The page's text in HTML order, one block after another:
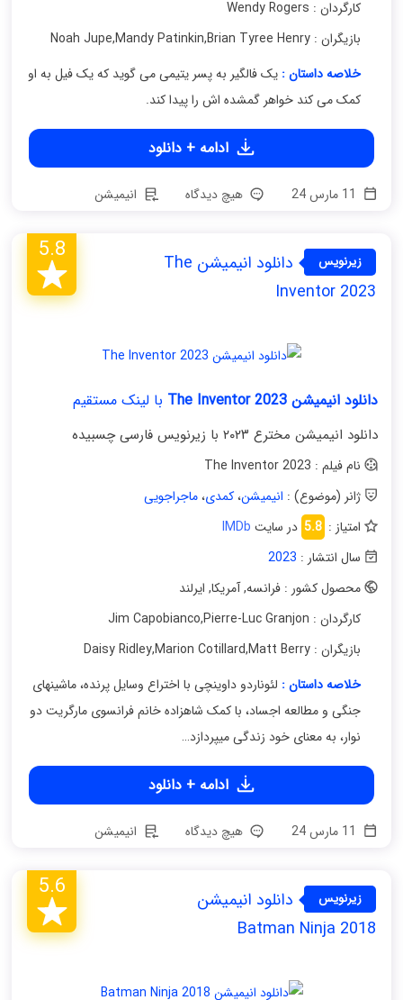
کارگردان : Wendy Rogers
بازیگران : Noah Jupe
,Mandy Patinkin,Brian Tyree Henry
خلاصه داستان :یک فالگیر به پسر یتیمی می گوید که یک فیل به او
کمک می کند خواهر گمشده اش را پیدا کند.
ادامه + دانلود
هیچ دیدگاه انیمیشن
زیرنویس
فارسی
دانلود انیمیشن The
Inventor 2023
5.8
دانلود انیمیشن The Inventor 2023 با لینک مستقیم
دانلود انیمیشن مخترع ۲۰۲۳ با زیرنویس فارسی چسبیده
نام فیلم : The Inventor 2023
ژانر (موضوع) : انیمیشن،کمدی،ماجراجویی
امتیاز : 5.8 در سایت IMDb
سال انتشار : 2023
محصول کشور : فرانسه,آمریکا, ایرلند
کارگردان : Jim Capobianco
,Pierre-Luc Granjon
بازیگران : Daisy Ridley
,Marion Cotillard,Matt Berry
خلاصه داستان : لئوناردو داوینچی با اختراع وسایل پرنده، ماشینهای
جنگی و مطالعه اجساد، با کمک شاهزاده خانم فرانسوی مارگریت دو
نوار، به معنای خود زندگی میپردازد…
ادامه + دانلود
هیچ دیدگاه انیمیشن
زیرنویس
فارسی
دانلود انیمیشن
Batman Ninja 2018
5.6